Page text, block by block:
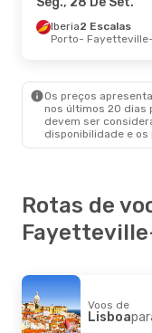
Iberia2 Escalas
Porto
Os preços
nos últimos 20 dias
devem ser
disponibilidade e
Rotas de
Voos de
Lisboa